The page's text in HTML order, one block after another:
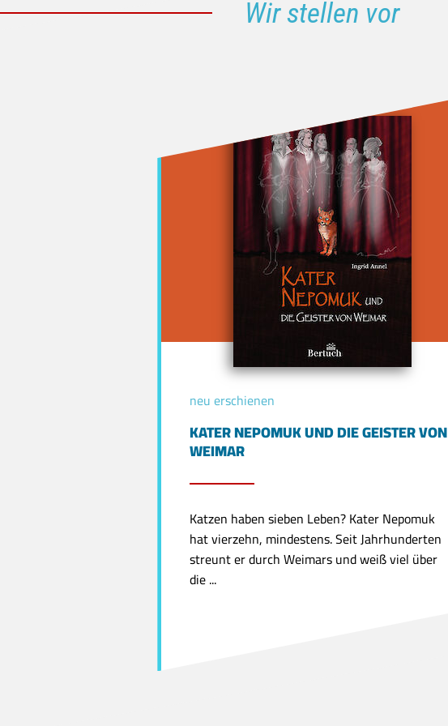
Wir stellen vor
neu erschienen
KATER NEPOMUK UND DIE GEISTER VON
WEIMAR
Katzen haben sieben Leben? Kater Nepomuk
hat vierzehn, mindestens. Seit Jahrhunderten
streunt er durch Weimars und weiß viel über
die ...